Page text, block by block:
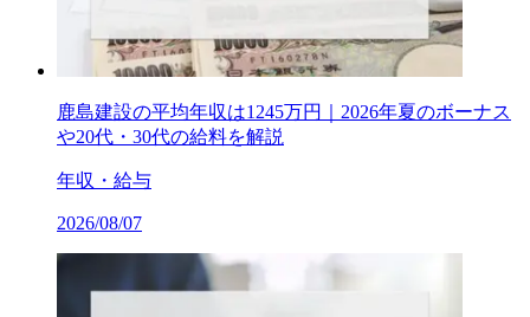
鹿島建設の平均年収は1245万円｜2026年夏のボーナス
や20代・30代の給料を解説
年収・給与
2026/08/07